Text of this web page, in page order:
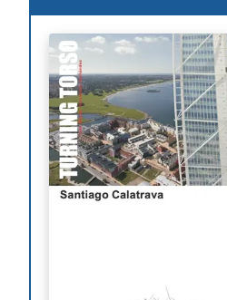
Richard Rogers
David Chipperfield
Kazuyo Sejima
Norman Foster
Steven Holl
Félix Cándela